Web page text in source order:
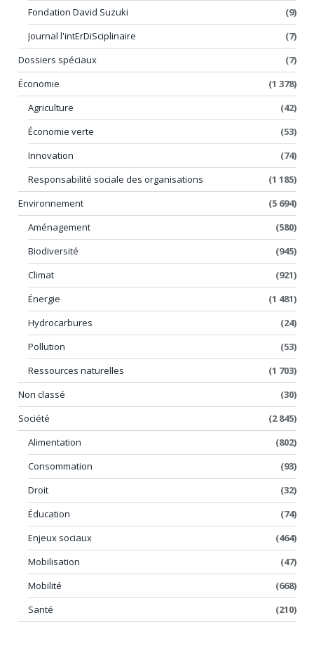
Fondation David Suzuki
(9)
Journal l'intErDiSciplinaire
(7)
Dossiers spéciaux
(7)
Économie
(1 378)
Agriculture
(42)
Économie verte
(53)
Innovation
(74)
Responsabilité sociale des organisations
(1 185)
Environnement
(5 694)
Aménagement
(580)
Biodiversité
(945)
Climat
(921)
Énergie
(1 481)
Hydrocarbures
(24)
Pollution
(53)
Ressources naturelles
(1 703)
Non classé
(30)
Société
(2 845)
Alimentation
(802)
Consommation
(93)
Droit
(32)
Éducation
(74)
Enjeux sociaux
(464)
Mobilisation
(47)
Mobilité
(668)
Santé
(210)